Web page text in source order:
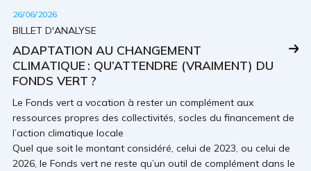
26/06/2026
BILLET D'ANALYSE
ADAPTATION AU CHANGEMENT
CLIMATIQUE : QU’ATTENDRE (VRAIMENT) DU
FONDS VERT ?
Le Fonds vert a vocation à rester un complément aux
ressources propres des collectivités, socles du financement de
l’action climatique locale
Quel que soit le montant considéré, celui de 2023, ou celui de
2026, le Fonds vert ne reste qu’un outil de complément dans le